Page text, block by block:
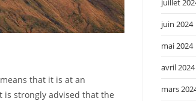
that it is at an
strongly advised that the
juillet
juin 2024
mai 2024
avril 2024
mars